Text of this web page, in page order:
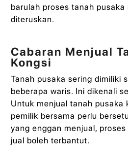
barulah proses tanah pusaka
diteruskan.
Cabaran Menjual
Kongsi
Tanah pusaka sering dimiliki
beberapa waris. Ini dikenali
Untuk menjual tanah pusaka
pemilik bersama perlu
yang enggan menjual,
jual boleh terbantut.